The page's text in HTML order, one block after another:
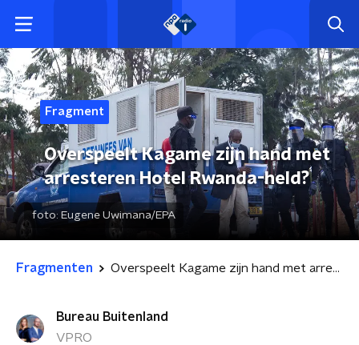
Fragment
Overspeelt Kagame zijn hand met
arresteren Hotel Rwanda-held?
foto: Eugene Uwimana/EPA
Fragmenten Overspeelt Kagame zijn hand met arresteren Hotel Rwanda-held?
Bureau Buitenland
VPRO